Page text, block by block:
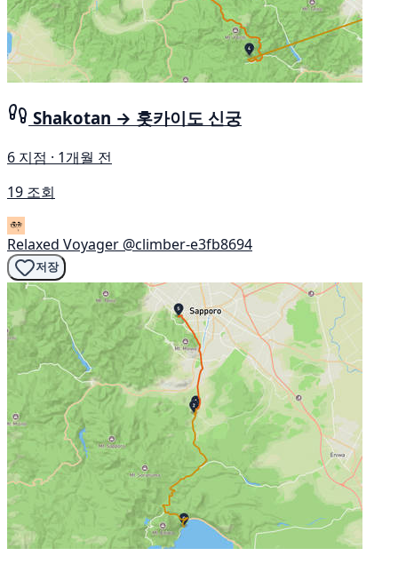
Shakotan → 홋카이도 신궁
6 지점 · 1개월 전
19 조회
Relaxed Voyager @climber-e3fb8694
저장